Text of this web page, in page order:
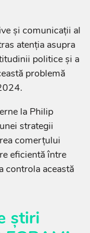
și comunicații al
atenția asupra
politice și a
problemă
la Philip
strategii
comerțului
eficientă între
controla această
știri